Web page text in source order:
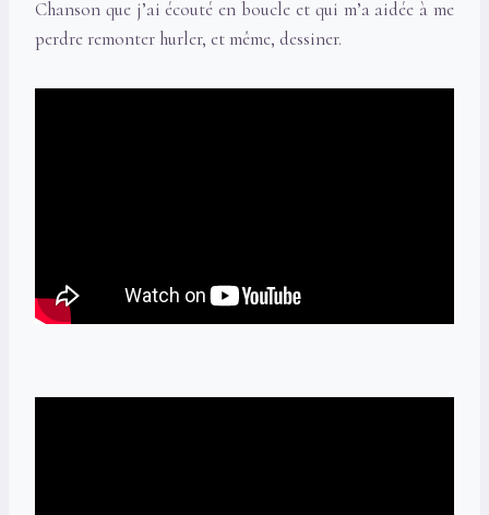
Chanson que j’ai écouté en boucle et qui m’a aidée à me
perdre remonter hurler, et même, dessiner.